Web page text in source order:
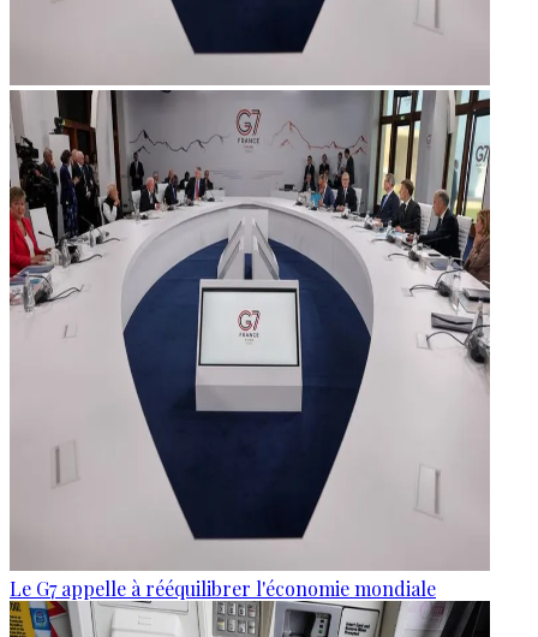
Le G7 appelle à rééquilibrer l'économie mondiale